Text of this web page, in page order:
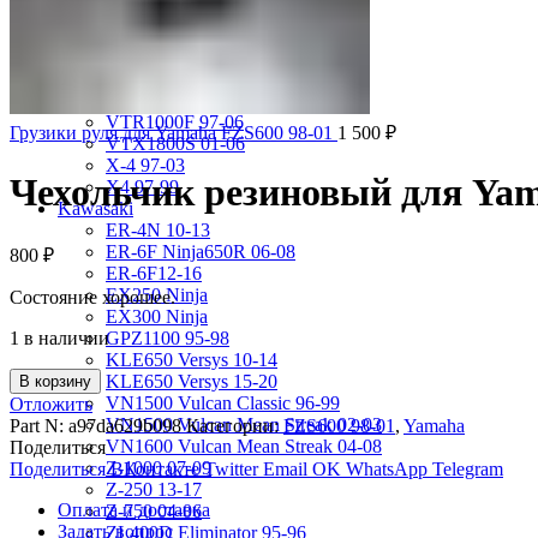
VRX400 95-96
VT1100 Shadow Aero 98-02
VTR1000F 97-06
VTX1800S 01-06
X-4 97-03
X4 97-99
Kawasaki
ER-4N 10-13
ER-6F Ninja650R 06-08
ER-6F12-16
EX250 Ninja
EX300 Ninja
GPZ1100 95-98
KLE650 Versys 10-14
KLE650 Versys 15-20
VN1500 Vulcan Classic 96-99
VN1500 Vulcan Mean Streak 02-03
VN1600 Vulcan Mean Streak 04-08
Z-1000 07-09
Z-250 13-17
Z-750 04-06
ZL400D Eliminator 95-96
Грузики руля для Yamaha FZS600 98-01 1 500 ₽
Чехольчик резиновый для
800 ₽
Состояние хорошее.
1 в наличии
В корзину
Отложить
Part N: a97da629b098 Категории:FZS600 98-01 , Yamaha
Поделиться
Поделиться ВКонтакте Twitter Email OK WhatsApp Telegram
Оплата и доставка
Задать вопрос